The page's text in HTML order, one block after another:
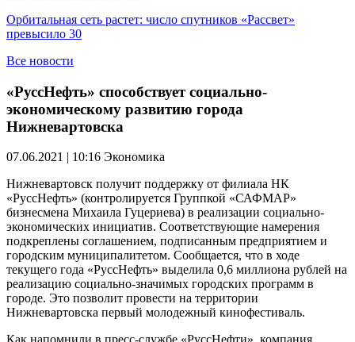
Орбитальная сеть растет: число спутников «Рассвет»
превысило 30
Все новости
«РуссНефть» способствует социально-
экономическому развитию города
Нижневартовска
07.06.2021 | 10:16 Экономика
Нижневартовск получит поддержку от филиала НК
«РуссНефть» (контролируется Группкой «САФМАР»
бизнесмена Михаила Гуцериева) в реализации социально-
экономических инициатив. Соответствующие намерения
подкреплены соглашением, подписанным предприятием и
городским муниципалитетом. Сообщается, что в ходе
текущего года «РуссНефть» выделила 0,6 миллиона рублей на
реализацию социально-значимых городских программ в
городе. Это позволит провести на территории
Нижневартовска первый молодежный кинофестиваль.